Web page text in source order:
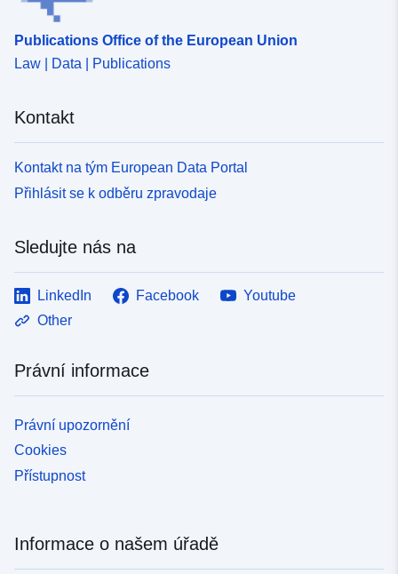
Publications Office of the European Union
Law | Data | Publications
Kontakt
Kontakt na tým European Data Portal
Přihlásit se k odběru zpravodaje
Sledujte nás na
LinkedIn Facebook
Youtube
Other
Právní informace
Právní upozornění
Cookies
Přístupnost
Informace o našem úřadě